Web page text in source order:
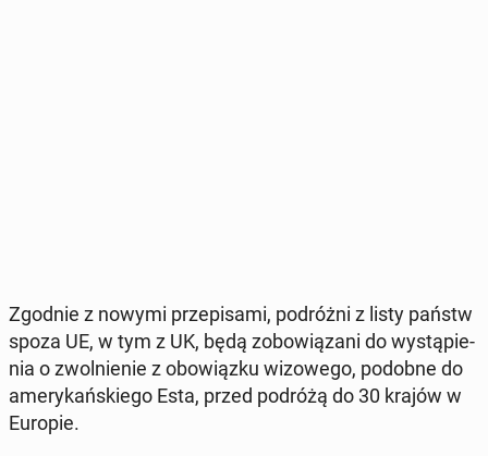
Zgodnie z nowymi prze­pi­sa­mi, po­dróż­ni z listy państw
spoza UE, w tym z UK, będą zo­bo­wią­za­ni do wy­stą­pie­
nia o zwol­nie­nie z obo­wiąz­ku wi­zo­we­go, podobne do
ame­ry­kań­skie­go Esta, przed podróżą do 30 krajów w
Europie.